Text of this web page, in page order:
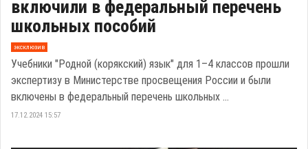
включили в федеральный перечень
школьных пособий
эксклюзив
Учебники "Родной (корякский) язык" для 1–4 классов прошли
экспертизу в Министерстве просвещения России и были
включены в федеральный перечень школьных ...
17.12.2024 15:57